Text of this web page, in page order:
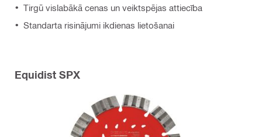
Tirgū vislabākā cenas un veiktspējas attiecība
Standarta risinājumi ikdienas lietošanai
Equidist SPX